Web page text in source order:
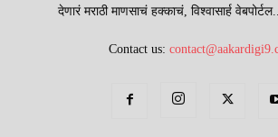
देणारं मराठी माणसाचं हक्काचं, विश्वासार्ह
Contact us: